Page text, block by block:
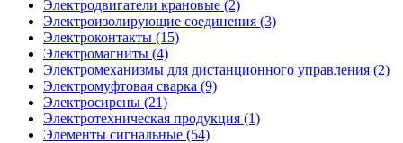
Электродвигатели крановые (2)
Электроизолирующие соединения (3)
Электроконтакты (15)
Электромагниты (4)
Электромеханизмы для дистанционного управления (2)
Электромуфтовая сварка (9)
Электросирены (21)
Электротехническая продукция (1)
Элементы сигнальные (54)